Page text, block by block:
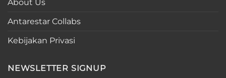
About Us
Antarestar Collabs
Kebijakan Privasi
NEWSLETTER SIGNUP